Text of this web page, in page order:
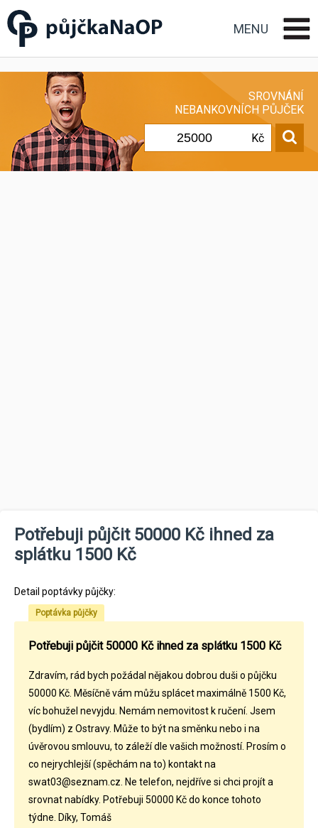
Půjčka na OP občanský
průkaz
MENU
SROVNÁNÍ
NEBANKOVNÍCH PŮJČEK
Kč
Potřebuji půjčit 50000 Kč ihned za
splátku 1500 Kč
Detail poptávky půjčky:
Poptávka půjčky
Potřebuji půjčit 50000 Kč ihned za splátku 1500 Kč
Zdravím, rád bych požádal nějakou dobrou duši o půjčku
50000 Kč. Měsíčně vám můžu splácet maximálně 1500 Kč,
víc bohužel nevyjdu. Nemám nemovitost k ručení. Jsem
(bydlím) z Ostravy. Může to být na směnku nebo i na
úvěrovou smlouvu, to záleží dle vašich možností. Prosím o
co nejrychlejší (spěchám na to) kontakt na
swat03@seznam.cz. Ne telefon, nejdříve si chci projít a
srovnat nabídky. Potřebuji 50000 Kč do konce tohoto
týdne. Díky, Tomáš